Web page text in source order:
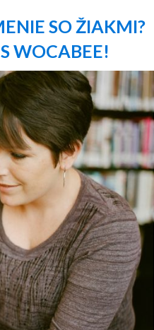
SO ŽIAKMI?
WOCABEE!